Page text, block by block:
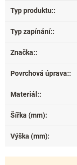
Typ produktu::
Typ zapínání::
Značka::
Povrchová úprava::
Materiál::
Šířka (mm):
Výška (mm):